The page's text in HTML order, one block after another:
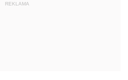
REKLAMA